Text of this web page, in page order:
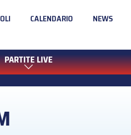
CALENDARIO NEWS
PARTITE LIVE